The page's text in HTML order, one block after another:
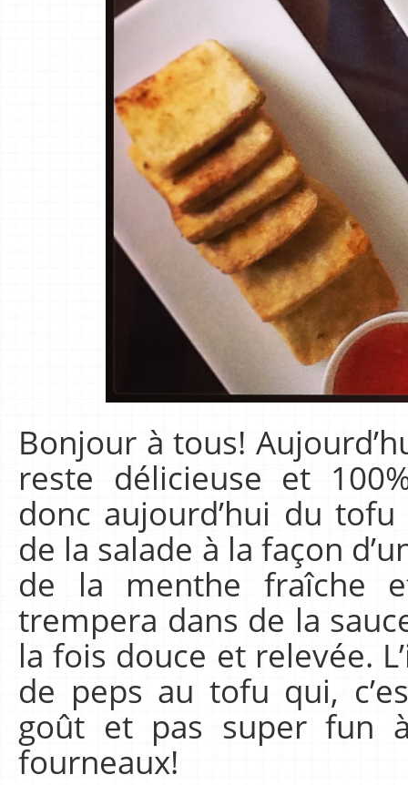
Bonjour à tous!
reste délicieuse et
donc aujourd’hui du
de la salade à la façon
de la menthe fraîche
trempera dans de la
la fois douce et relevée.
de peps au tofu qui,
goût et pas super fun
fourneaux!